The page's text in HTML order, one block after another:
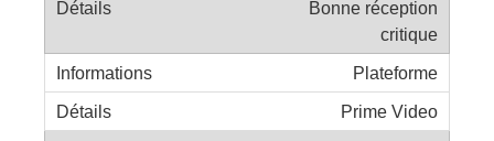
Bonne réception
critique
Plateforme
Prime Video